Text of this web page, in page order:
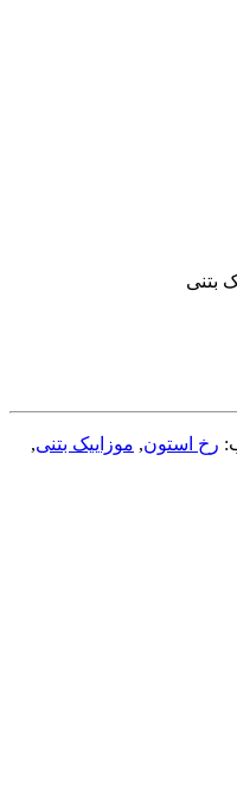
بتنی
رخ استون, موزاییک بتنی,